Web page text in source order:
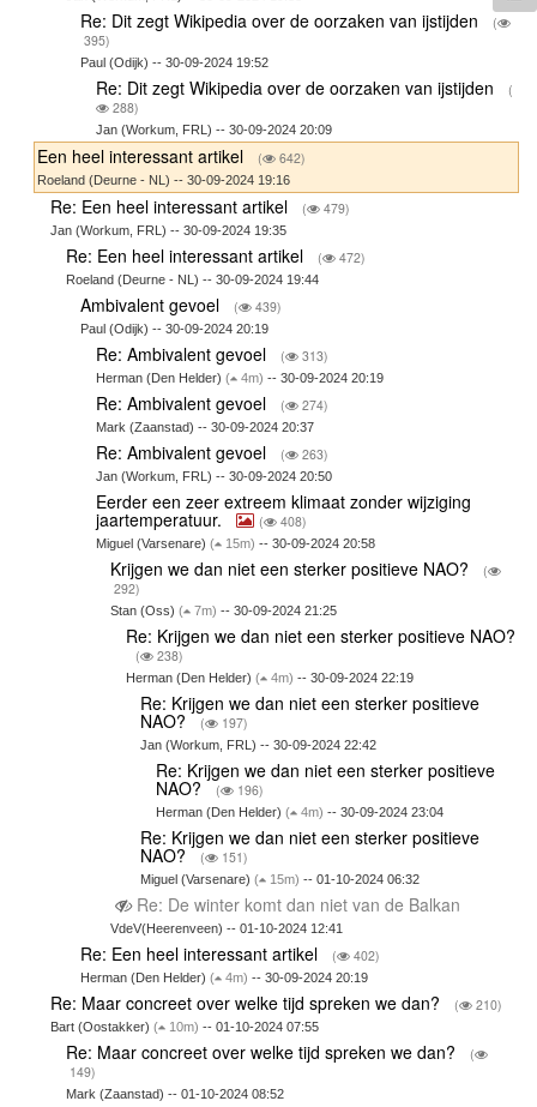
Re: Dit zegt Wikipedia over de oorzaken van ijstijden
(
395)
Paul (Odijk) -- 30-09-2024 19:52
Re: Dit zegt Wikipedia over de oorzaken van ijstijden
(
288)
Jan (Workum, FRL) -- 30-09-2024 20:09
Een heel interessant artikel ( 642)
Roeland (Deurne - NL) -- 30-09-2024 19:16
Re: Een heel interessant artikel ( 479)
Jan (Workum, FRL) -- 30-09-2024 19:35
Re: Een heel interessant artikel ( 472)
Roeland (Deurne - NL) -- 30-09-2024 19:44
Ambivalent gevoel ( 439)
Paul (Odijk) -- 30-09-2024 20:19
Re: Ambivalent gevoel ( 313)
Herman (Den Helder) ( 4m) -- 30-09-2024 20:19
Re: Ambivalent gevoel ( 274)
Mark (Zaanstad) -- 30-09-2024 20:37
Re: Ambivalent gevoel ( 263)
Jan (Workum, FRL) -- 30-09-2024 20:50
Eerder een zeer extreem klimaat zonder wijziging
jaartemperatuur. ( 408)
Miguel (Varsenare) ( 15m) -- 30-09-2024 20:58
Krijgen we dan niet een sterker positieve NAO?
(
292)
Stan (Oss)( 7m) -- 30-09-2024 21:25
Re: Krijgen we dan niet een sterker positieve NAO?
( 238)
Herman (Den Helder) ( 4m) -- 30-09-2024 22:19
Re: Krijgen we dan niet een sterker positieve
NAO? ( 197)
Jan (Workum, FRL) -- 30-09-2024 22:42
Re: Krijgen we dan niet een sterker positieve
NAO? ( 196)
Herman (Den Helder) ( 4m) -- 30-09-2024 23:04
Re: Krijgen we dan niet een sterker positieve
NAO? ( 151)
Miguel (Varsenare)( 15m) -- 01-10-2024 06:32
Re: De winter komt dan niet van de Balkan
VdeV(Heerenveen) -- 01-10-2024 12:41
Re: Een heel interessant artikel ( 402)
Herman (Den Helder)( 4m) -- 30-09-2024 20:19
Re: Maar concreet over welke tijd spreken we dan? ( 210)
Bart (Oostakker)( 10m) -- 01-10-2024 07:55
Re: Maar concreet over welke tijd spreken we dan?
(
149)
Mark (Zaanstad) -- 01-10-2024 08:52